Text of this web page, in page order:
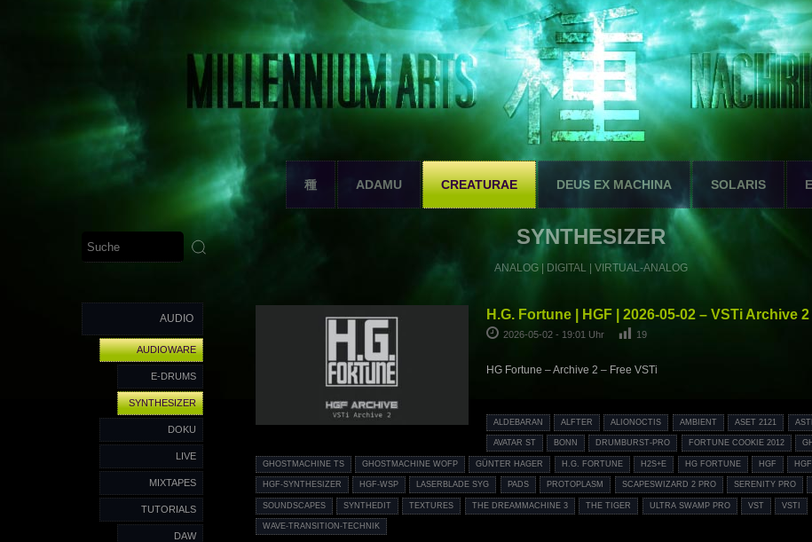
種 ADAMU CREATURAE DEUS EX MACHINA SOLARIS
AUDIO
AUDIOWARE
E-DRUMS
SYNTHESIZER
DOKU
LIVE
MIXTAPES
TUTORIALS
DAW
SYNTHESIZER
ANALOG | DIGITAL | VIRTUAL-ANALOG
H.G. Fortune | HGF | 2026-05-02 – VSTi Archive 2
2026-05-02 - 19:01 Uhr 19
HG Fortune – Archive 2 – Free VSTi
ALDEBARAN ALFTER ALIONOCTIS AMBIENT ASET 2121
AVATAR ST BONN DRUMBURST-PRO FORTUNE COOKIE 2012
GHOSTMACHINE TS GHOSTMACHINE WOFP GÜNTER HAGER H.G. FORTUNE H2S+E HG FORTUNE HGF
HGF-SYNTHESIZER HGF-WSP LASERBLADE SYG PADS PROTOPLASM SCAPESWIZARD 2 PRO SERENITY PRO
SOUNDSCAPES SYNTHEDIT TEXTURES THE DREAMMACHINE 3 THE TIGER ULTRA SWAMP PRO VST VSTI
WAVE-TRANSITION-TECHNIK